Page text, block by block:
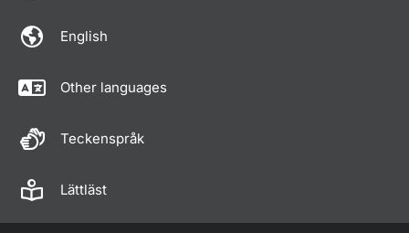
English
Other languages
Teckenspråk
Lättläst